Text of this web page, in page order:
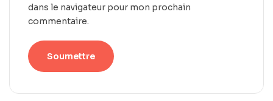
dans le navigateur pour mon prochain
commentaire.